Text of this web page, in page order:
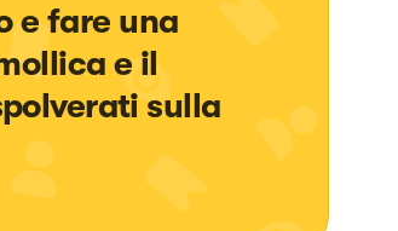
e fare una
e il
sulla